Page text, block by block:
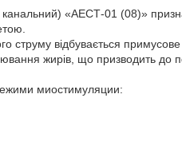
канальний) «АЕСТ-01 (08)»
струму відбувається
жирів, що призводить до
миостимуляции: